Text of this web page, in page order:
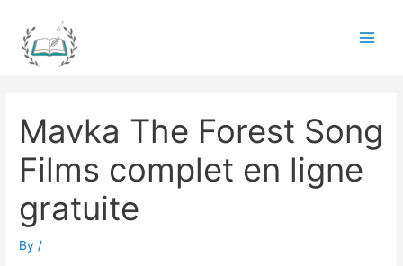
content
Mavka The Forest Song
Films complet en ligne
gratuite
By /